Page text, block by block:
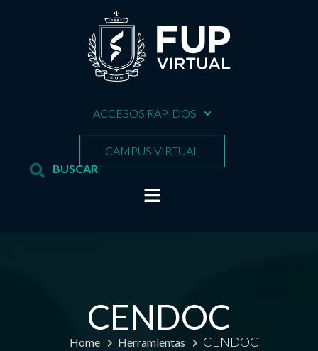
ACCESOS RÁPIDOS
CAMPUS VIRTUAL
CENDOC
Home Herramientas CENDOC